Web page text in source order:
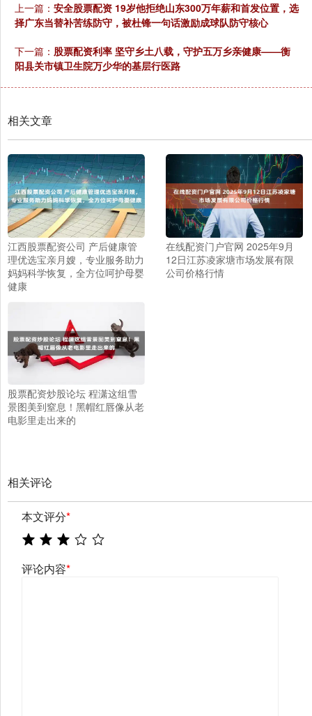
上一篇： 安全股票配资 19岁他拒绝山东300万年薪和首发位置，选
择广东当替补苦练防守，被杜锋一句话激励成球队防守核心
下一篇： 股票配资利率 坚守乡土八载，守护五万乡亲健康——衡
阳县关市镇卫生院万少华的基层行医路
相关文章
江西股票配资公司 产后健康管
理优选宝亲月嫂，专业服务助力
妈妈科学恢复，全方位呵护母婴
健康
在线配资门户官网 2025年9月
12日江苏凌家塘市场发展有限
公司价格行情
股票配资炒股论坛 程潇这组雪
景图美到窒息！黑帽红唇像从老
电影里走出来的
相关评论
本文评分*
评论内容*